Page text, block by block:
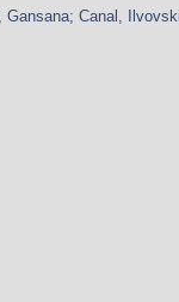
Canal,